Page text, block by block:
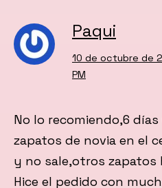
Paqui
10 de octubre de
PM
No lo recomiendo,6
zapatos de novia en el
y no sale,otros
Hice el pedido con